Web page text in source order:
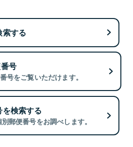
する
号
号をご覧いただけます。
検索する
郵便番号をお調べします。